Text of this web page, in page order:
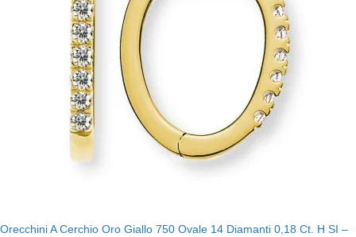
Orecchini A Cerchio Oro Giallo 750 Ovale 14 Diamanti 0,18 Ct. H SI –